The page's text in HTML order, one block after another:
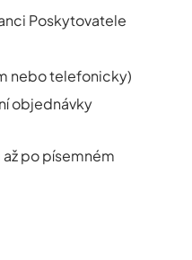
Poskytovatele
nebo telefonicky)
objednávky
po písemném